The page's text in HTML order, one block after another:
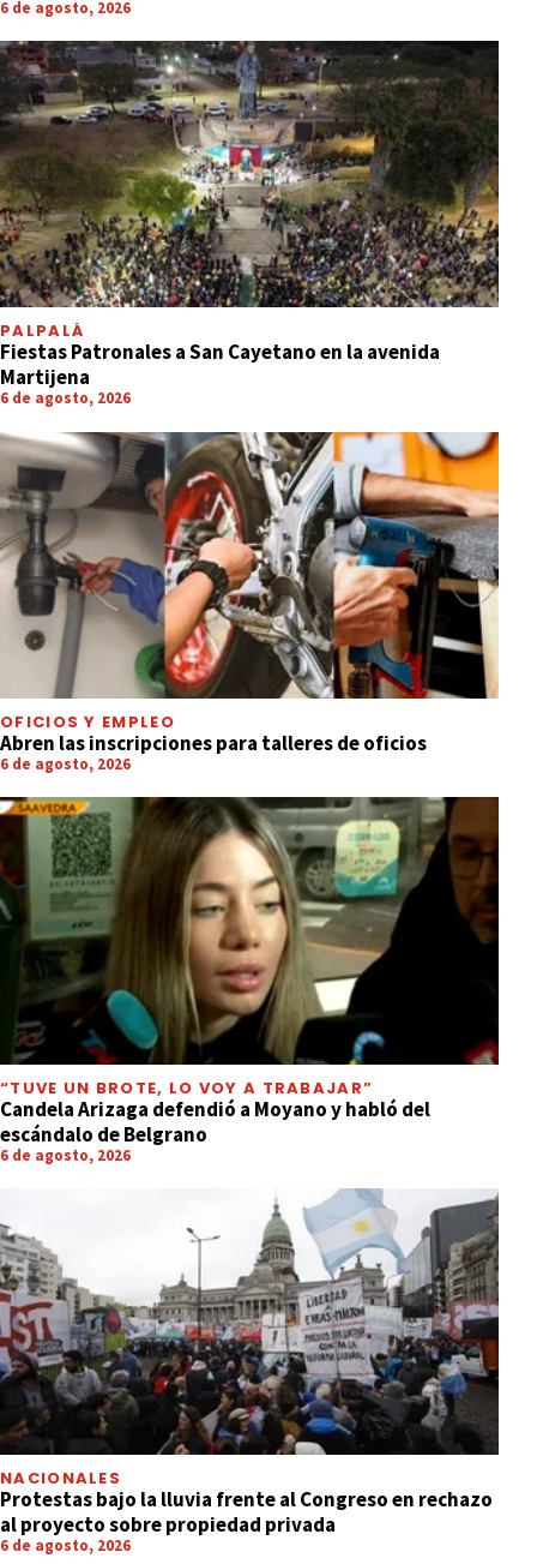
6 de agosto, 2026
PALPALÁ
Fiestas Patronales a San Cayetano en la avenida
Martijena
6 de agosto, 2026
OFICIOS Y EMPLEO
Abren las inscripciones para talleres de oficios
6 de agosto, 2026
“TUVE UN BROTE, LO VOY A TRABAJAR”
Candela Arizaga defendió a Moyano y habló del
escándalo de Belgrano
6 de agosto, 2026
NACIONALES
Protestas bajo la lluvia frente al Congreso en rechazo
al proyecto sobre propiedad privada
6 de agosto, 2026